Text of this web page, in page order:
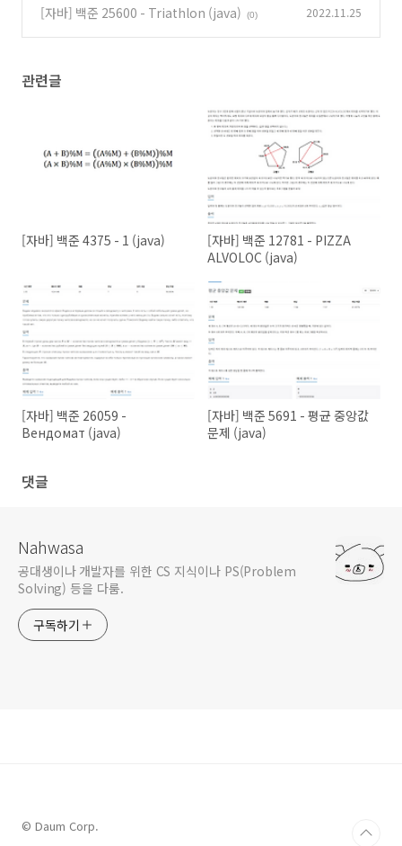
[자바] 백준 25600 - Triathlon (java) (0) 2022.11.25
관련글
[자바] 백준 4375 - 1 (java)
[자바] 백준 12781 - PIZZA
ALVOLOC (java)
[자바] 백준 26059 -
Вендомат (java)
[자바] 백준 5691 - 평균 중앙값
문제 (java)
댓글
Nahwasa
공대생이나 개발자를 위한 CS 지식이나 PS(Problem
Solving) 등을 다룸.
구독하기
© Daum Corp.